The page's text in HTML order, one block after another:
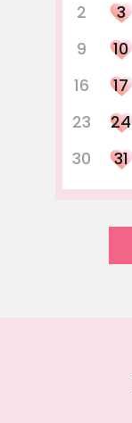
2
3
9
10
16
17
23
24
30
31